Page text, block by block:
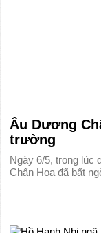
Âu Dương
trường
Ngày 6/5, trong lúc
Chấn Hoa đã bất